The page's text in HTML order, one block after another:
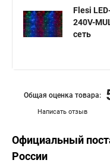
Flesi
240V-
сеть
Написать отзыв
Общая оценка товара:
Официальный
России